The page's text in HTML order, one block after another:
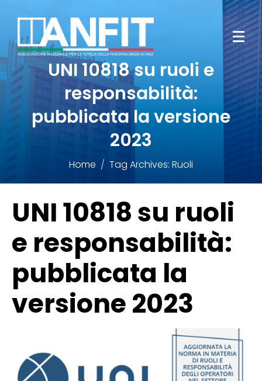
UNI 10818 su ruoli e
responsabilità:
pubblicata la versione
2023
Home Tag Archives: Ruoli
UNI 10818 su ruoli
e responsabilità:
pubblicata la
versione 2023